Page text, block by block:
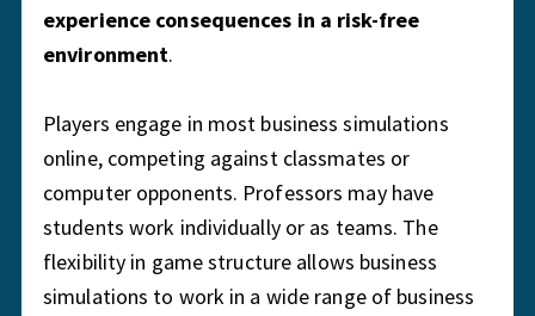
experience consequences in a risk-free
environment.
Players engage in most business simulations
online, competing against classmates or
computer opponents. Professors may have
students work individually or as teams. The
flexibility in game structure allows business
simulations to work in a wide range of business